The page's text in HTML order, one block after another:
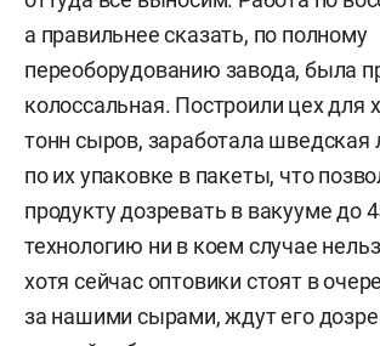
а правильнее сказать, по полному
переоборудованию завода, была
колоссальная. Построили цех для
тонн сыров, заработала шведская
по их упаковке в пакеты, что
продукту дозревать в вакууме до
технологию ни в коем случае
хотя сейчас оптовики стоят в
за нашими сырами, ждут его